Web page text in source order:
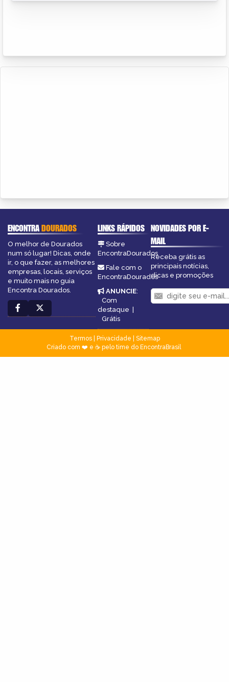
ENCONTRADOURADOS
O melhor de Dourados
num só lugar! Dicas, onde
ir, o que fazer, as melhores
empresas, locais, serviços
e muito mais no guia
Encontra Dourados.
LINKS RÁPIDOS
Sobre
EncontraDourados
Fale com o
EncontraDourados
ANUNCIE:
Com
destaque |
Grátis
NOVIDADES POR E-
MAIL
Receba grátis as
principais notícias,
dicas e promoções
Termos| Privacidade
Sitemap
Criado com ❤️ e ☕ pelo time do EncontraBrasil